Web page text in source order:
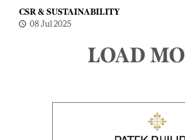
CSR & SUSTAINABILITY
08 Jul 2025
LOAD